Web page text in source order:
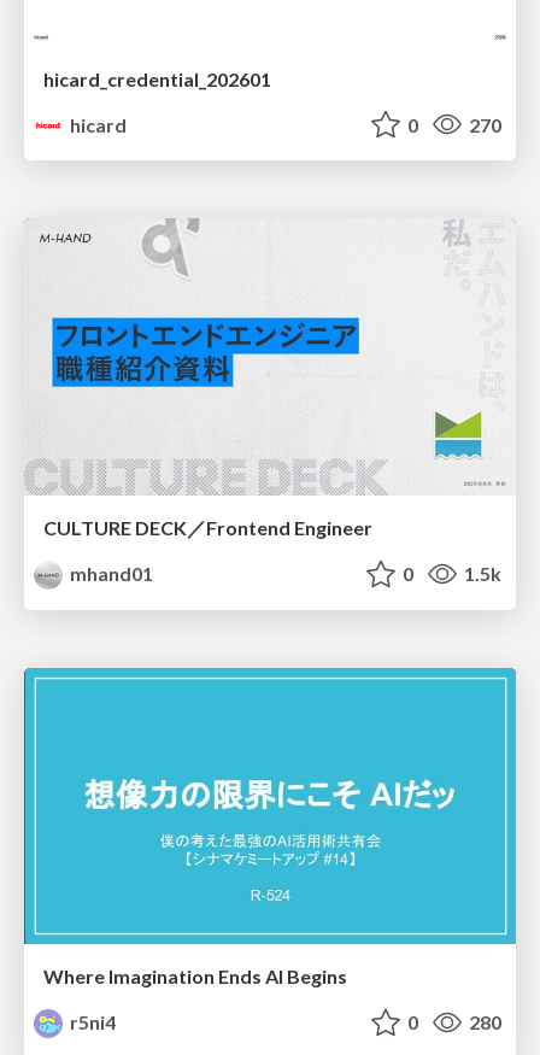
hicard_credential_202601
hicard
0 270
CULTURE DECK／Frontend Engineer
mhand01
0 1.5k
Where Imagination Ends AI Begins
r5ni4
0 280